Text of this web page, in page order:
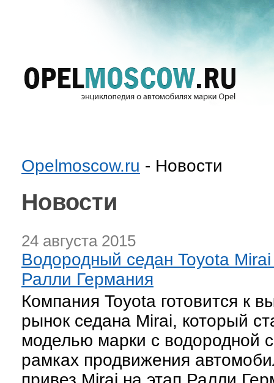
Opelmoscow.ru - Новости
Новости
24 августа 2015
Водородный седан Toyota
Ралли Германия
Компания Toyota готовится к
рынок седана Mirai, который
моделью марки с водородной
рамках продвижения